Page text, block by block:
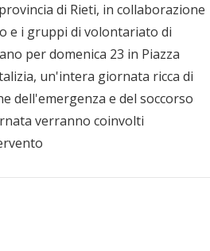
di Rieti, in collaborazione
e i gruppi di volontariato di
per domenica 23 in Piazza
un'intera giornata ricca di
dell'emergenza e del soccorso
verranno coinvolti